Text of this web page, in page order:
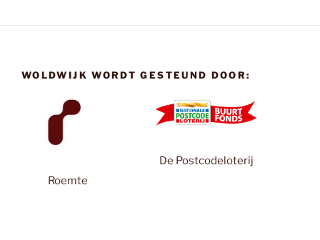
WOLDWIJK WORDT GESTEUND DOOR:
Roemte
De Postcodeloterij